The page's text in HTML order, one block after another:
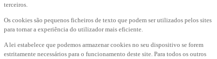
terceiros.
Os cookies são pequenos ficheiros de texto que podem ser utilizados pelos sites
para tornar a experiência do utilizador mais eficiente.
A lei estabelece que podemos armazenar cookies no seu dispositivo se forem
estritamente necessários para o funcionamento deste site. Para todos os outros